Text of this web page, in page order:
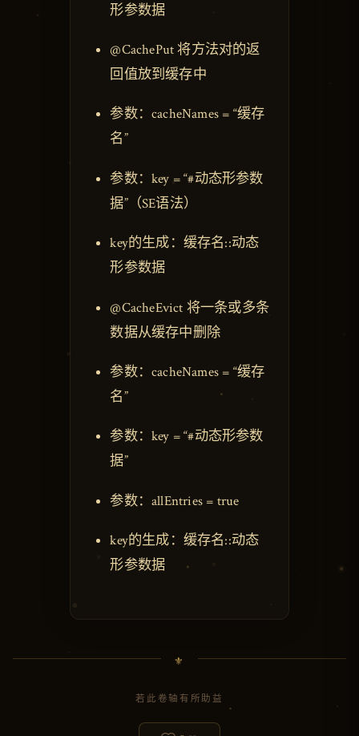
形参数据
@CachePut 将方法对的返
回值放到缓存中
参数：cacheNames = “缓存
名”
参数：key = “#动态形参数
据”（SE语法）
key的生成：缓存名::动态
形参数据
@CacheEvict 将一条或多条
数据从缓存中删除
参数：cacheNames = “缓存
名”
参数：key = “#动态形参数
据”
参数：allEntries = true
key的生成：缓存名::动态
形参数据
若此卷轴有所助益